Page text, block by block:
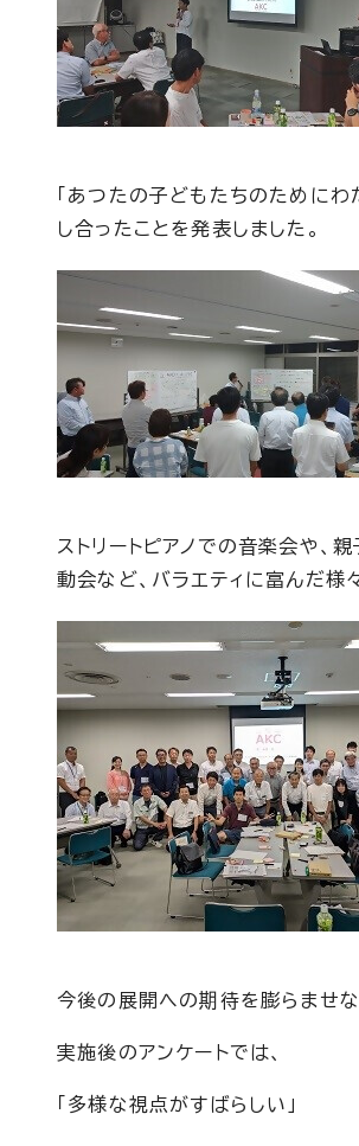
「あつたの子どもたちのために
し合ったことを発表しました。
ストリートピアノでの音楽会や、
動会など、バラエティに富んだ様
今後の展開への期待を膨らませな
実施後のアンケートでは、
「多様な視点がすばらしい」